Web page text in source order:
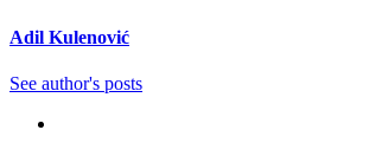
Adil Kulenović
See author's posts